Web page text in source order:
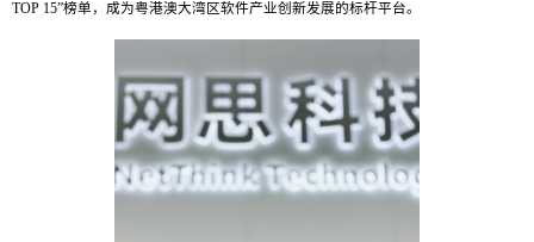
TOP 15”榜单，成为粤港澳大湾区软件产业创新发展的标杆平台。